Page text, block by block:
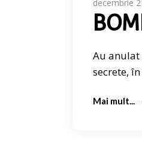
decembrie
Au anulat
secrete,
Mai mult...